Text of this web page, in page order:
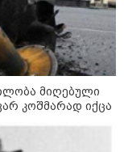
იან
საკმაოდ დიდი
- მეგონა,
და ბიზნესს
გაორმაგდება“
შესაძლოა,
მიღებული
კოშმარად იქცა